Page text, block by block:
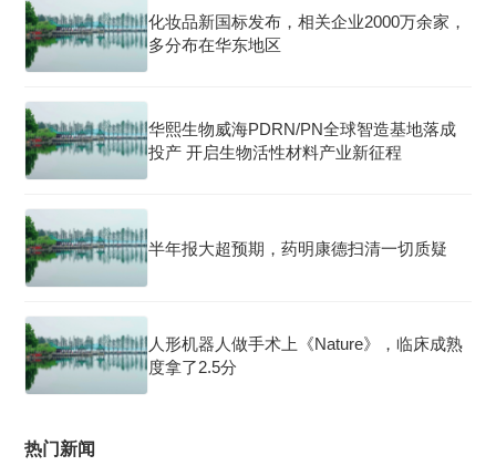
化妆品新国标发布，相关企业2000万余家，
多分布在华东地区
华熙生物威海PDRN/PN全球智造基地落成
投产 开启生物活性材料产业新征程
半年报大超预期，药明康德扫清一切质疑
人形机器人做手术上《Nature》，临床成熟
度拿了2.5分
热门新闻